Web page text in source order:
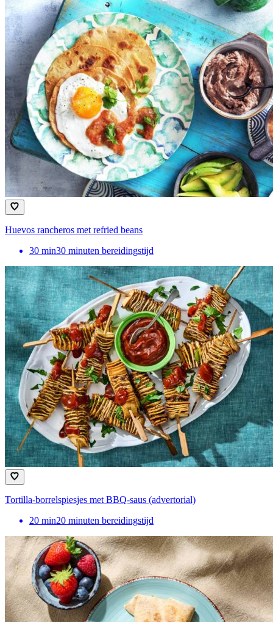
Huevos rancheros met refried beans
30 min30 minuten bereidingstijd
Tortilla-borrelspiesjes met BBQ-saus (advertorial)
20 min20 minuten bereidingstijd